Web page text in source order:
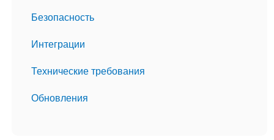
Безопасность
Интеграции
Технические требования
Обновления